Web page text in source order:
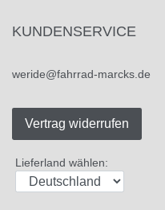
KUNDENSERVICE
weride@fahrrad-marcks.de
Vertrag widerrufen
Lieferland wählen: